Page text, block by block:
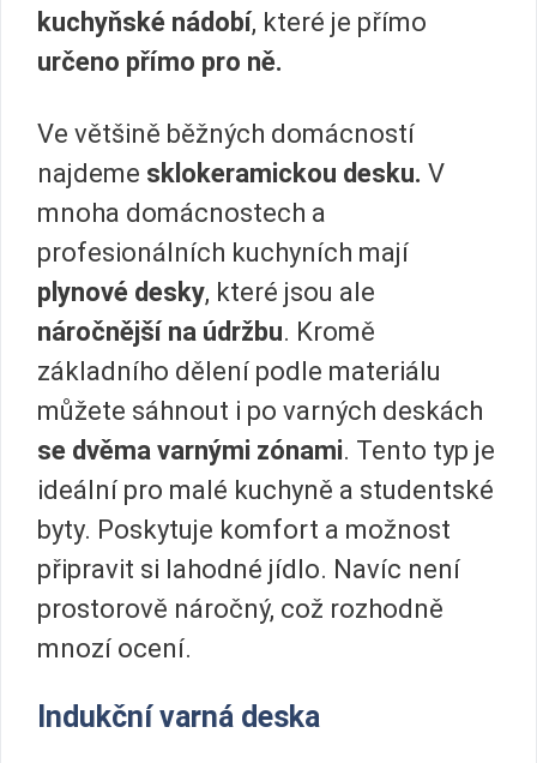
kuchyňské nádobí, které je přímo
určeno přímo pro ně.
Ve většině běžných domácností
najdeme sklokeramickou desku. V
mnoha domácnostech a
profesionálních kuchyních mají
plynové desky, které jsou ale
náročnější na údržbu. Kromě
základního dělení podle materiálu
můžete sáhnout i po varných deskách
se dvěma varnými zónami. Tento typ je
ideální pro malé kuchyně a studentské
byty. Poskytuje komfort a možnost
připravit si lahodné jídlo. Navíc není
prostorově náročný, což rozhodně
mnozí ocení.
Indukční varná deska